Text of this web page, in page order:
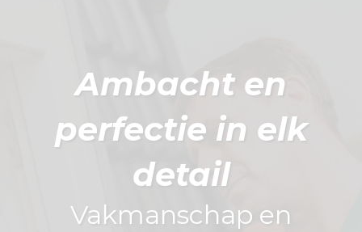
Ambacht en
perfectie in elk
detail
Vakmanschap en